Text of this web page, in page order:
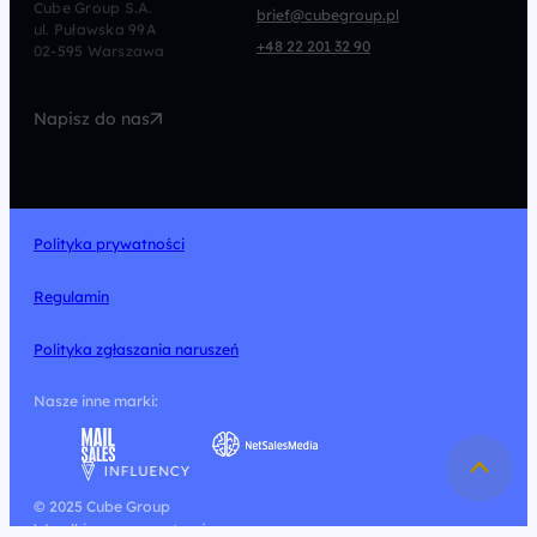
Programmatic
Marketing Automation
Design
Cube Group S.A.
ul. Puławska 99A
02-595 Warszawa
brief@cubegroup.pl
+48 22 201 32 90
Napisz do nas
Nasze inne marki:
Polityka prywatności
Regulamin
Polityka zgłaszania naruszeń
© 2025 Cube Group
Wszelkie prawa zastrzeżone